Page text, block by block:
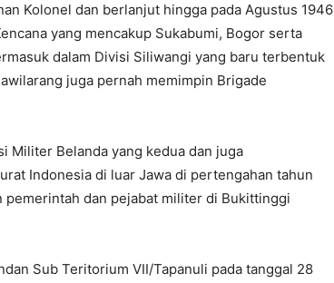
Kolonel dan berlanjut hingga pada Agustus 1946
yang mencakup Sukabumi, Bogor serta
dalam Divisi Siliwangi yang baru terbentuk
juga pernah memimpin Brigade
Militer Belanda yang kedua dan juga
Indonesia di luar Jawa di pertengahan tahun
dan pejabat militer di Bukittinggi
Sub Teritorium VII/Tapanuli pada tanggal 28